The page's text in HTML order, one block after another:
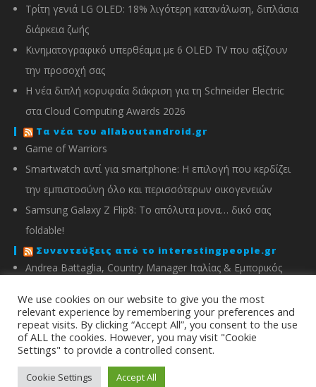
Τρίτη γενιά LG OLED: 18% λιγότερη κατανάλωση, διπλάσια
διάρκεια ζωής
Κινηματογραφικό υπερθέαμα με 6 OLED TV που αξίζουν
την προσοχή σας
Η νέα διπλή κορυφαία διάκριση για τη Schneider Electric
στα Cloud Computing Awards 2026
Τα νέα του allaboutandroid.gr
Game of Warriors
Smartwatch αντί για smartphone: Η επιλογή που κερδίζει
την εμπιστοσύνη όλο και περισσότερων οικογενειών
Samsung Galaxy Z Flip8: Το απόλυτα μονα… δικό σας
foldable!
Συνεντεύξεις από το interestingpeople.gr
Andrea Battaglia, Country Manager Ιταλίας & Εμπορικός
IMOU
Μιχάλης Χειμώνας, Γενικός Διευθυντής ΣΦΕΕ
info@energyin.gr
We use cookies on our website to give you the most
relevant experience by remembering your preferences and
repeat visits. By clicking “Accept All”, you consent to the use
of ALL the cookies. However, you may visit "Cookie
Settings" to provide a controlled consent.
Cookie Settings Accept All